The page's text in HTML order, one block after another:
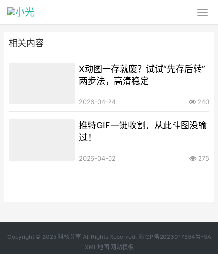
相关内容
X动图一存就废？试试“先存后转”
两步法，高清稳定
2026-04-24 240
推特GIF一键收割，从此斗图没输
过！
2026-04-02 275
Copyright © 2025 科技分享 All Rights Reserved. 浙ICP备2023017554号-5A
XML地图 网站模板